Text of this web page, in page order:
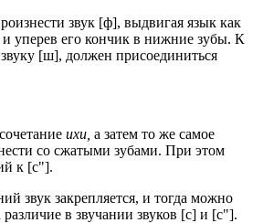
звук [ф], выдвигая язык как
уперев его кончик в нижние зубы. К
[ш], должен присоединиться
ихи, а затем то же самое
со сжатыми зубами. При этом
к [с"].
звук закрепляется, и тогда можно
в звучании звуков [с] и [с"].